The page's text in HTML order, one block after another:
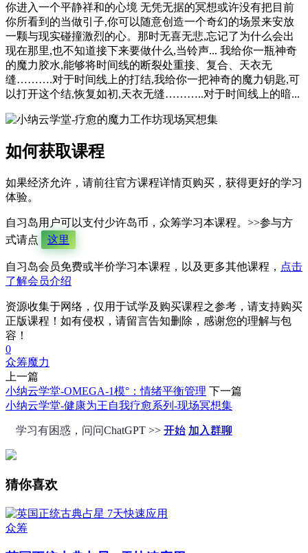
你进入一个平静祥和的心境 无凭无据的冥想或许没有把目前
你所看到的当做引子,你可以随意创造一个奇幻的场景来安放
一颗与现实碰撞激烈的心。那时无喜无悲,忘记了为什么会出
现在那里,也不知道接下来要做什么,当铃声... 我给你一瓶神奇
的魔力胶水,能够将时间线的断裂处重接、复合、天衣无
缝……….对于时间线上的打结,我给你一把神奇的魔力钥匙,可
以打开这个结,恢复如初,天衣无缝………..对于时间线上的暗...
如何获取课程
如果经济允许，请前往官方课程详情页购买，获得更好的学习
体验。
自习岛用户可以支付少许岛币，众筹学习本课程。>>参与方
式请点
这里
自习岛会员免费或半价学习本课程，以及更多其他课程， 点击
了解会员介绍
资源收集于网络，仅用于试学及购买课程之参考，请支持购买
正版课程！如有侵权，请留言告知删除，感谢您的理解与包
容！
0
众筹魔力
上一篇
小纳云学堂-OMEGA-1模°：情绪平衡管理 下一篇
小纳云学堂-健康为王自我疗愈系列-现场冥想集
学习有困惑，问问ChatGPT >> 开始 加入群聊
猜你喜欢
众筹